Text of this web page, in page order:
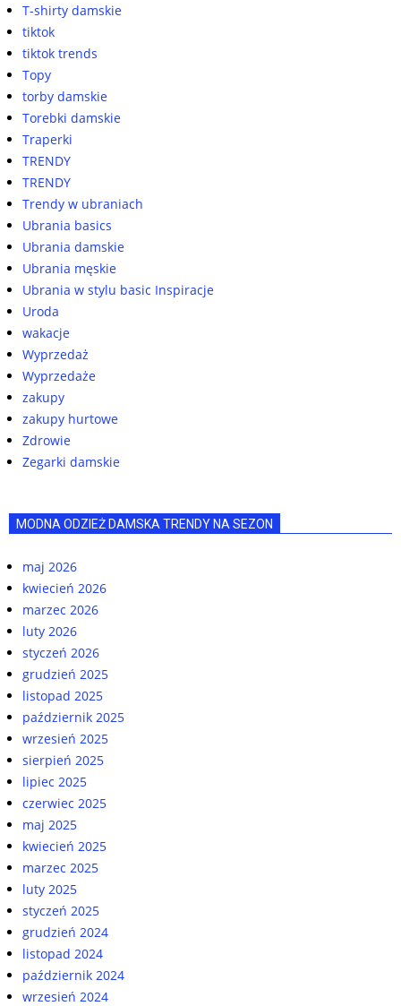
T-shirty damskie
tiktok
tiktok trends
Topy
torby damskie
Torebki damskie
Traperki
TRENDY
TRENDY
Trendy w ubraniach
Ubrania basics
Ubrania damskie
Ubrania męskie
Ubrania w stylu basic Inspiracje
Uroda
wakacje
Wyprzedaż
Wyprzedaże
zakupy
zakupy hurtowe
Zdrowie
Zegarki damskie
MODNA ODZIEŻ DAMSKA TRENDY NA SEZON
maj 2026
kwiecień 2026
marzec 2026
luty 2026
styczeń 2026
grudzień 2025
listopad 2025
październik 2025
wrzesień 2025
sierpień 2025
lipiec 2025
czerwiec 2025
maj 2025
kwiecień 2025
marzec 2025
luty 2025
styczeń 2025
grudzień 2024
listopad 2024
październik 2024
wrzesień 2024